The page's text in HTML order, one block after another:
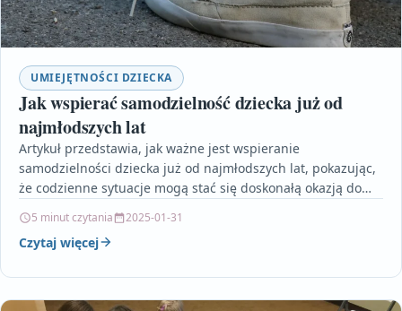
UMIEJĘTNOŚCI DZIECKA
Jak wspierać samodzielność dziecka już od
najmłodszych lat
Artykuł przedstawia, jak ważne jest wspieranie
samodzielności dziecka już od najmłodszych lat, pokazując,
że codzienne sytuacje mogą stać się doskonałą okazją do
5 minut czytania 2025-01-31
Czytaj więcej